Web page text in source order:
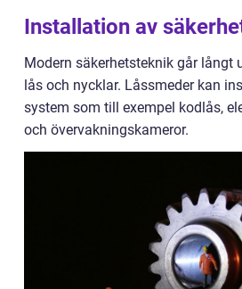
Installation av
Modern säkerhetsteknik går långt
lås och nycklar. Låssmeder kan
system som till exempel kodlås,
och övervakningskameror.